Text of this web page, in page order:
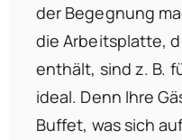
der Begegnung
die Arbeitsplatte,
enthält, sind z. B.
ideal. Denn Ihre
Buffet, was sich